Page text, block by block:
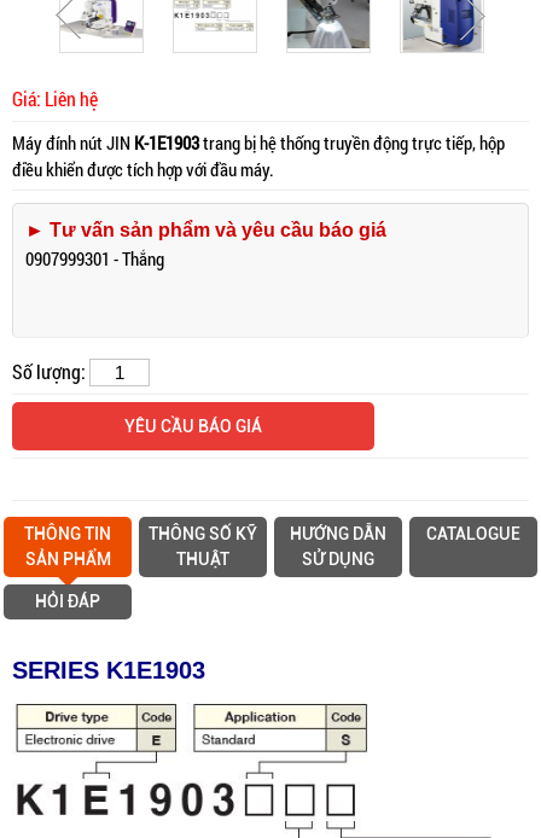
Giá: Liên hệ
Máy đính nút JIN K-1E1903trang bị hệ thống truyền động trực tiếp, hộp
điều khiển được tích hợp với đầu máy.
► Tư vấn sản phẩm và yêu cầu báo giá
0907999301 - Thắng
Số lượng:
YÊU CẦU BÁO GIÁ
THÔNG TIN
SẢN PHẨM
THÔNG SỐ KỸ
THUẬT
HƯỚNG DẪN
SỬ DỤNG
CATALOGUE
HỎI ĐÁP
SERIES K1E1903